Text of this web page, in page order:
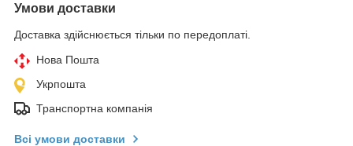
Умови доставки
Доставка здійснюється тільки по передоплаті.
Нова Пошта
Укрпошта
Транспортна компанія
Всі умови доставки